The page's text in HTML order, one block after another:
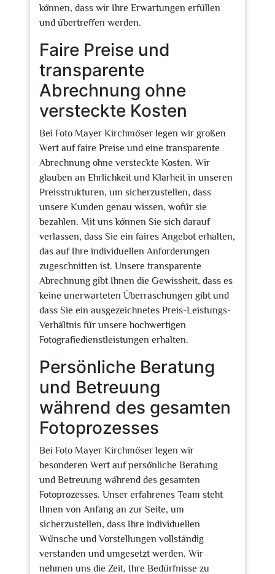
können, dass wir Ihre Erwartungen erfüllen
und übertreffen werden.
Faire Preise und
transparente
Abrechnung ohne
versteckte Kosten
Bei Foto Mayer Kirchmöser legen wir großen
Wert auf faire Preise und eine transparente
Abrechnung ohne versteckte Kosten. Wir
glauben an Ehrlichkeit und Klarheit in unseren
Preisstrukturen, um sicherzustellen, dass
unsere Kunden genau wissen, wofür sie
bezahlen. Mit uns können Sie sich darauf
verlassen, dass Sie ein faires Angebot erhalten,
das auf Ihre individuellen Anforderungen
zugeschnitten ist. Unsere transparente
Abrechnung gibt Ihnen die Gewissheit, dass es
keine unerwarteten Überraschungen gibt und
dass Sie ein ausgezeichnetes Preis-Leistungs-
Verhältnis für unsere hochwertigen
Fotografiedienstleistungen erhalten.
Persönliche Beratung
und Betreuung
während des gesamten
Fotoprozesses
Bei Foto Mayer Kirchmöser legen wir
besonderen Wert auf persönliche Beratung
und Betreuung während des gesamten
Fotoprozesses. Unser erfahrenes Team steht
Ihnen von Anfang an zur Seite, um
sicherzustellen, dass Ihre individuellen
Wünsche und Vorstellungen vollständig
verstanden und umgesetzt werden. Wir
nehmen uns die Zeit, Ihre Bedürfnisse zu